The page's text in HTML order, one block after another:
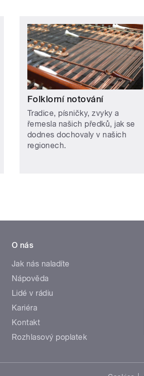
Folklorní notování
Tradice, písničky, zvyky a
řemesla našich předků, jak se
dodnes dochovaly v našich
regionech.
O nás
Jak nás naladíte
Nápověda
Lidé v rádiu
Kariéra
Kontakt
Rozhlasový poplatek